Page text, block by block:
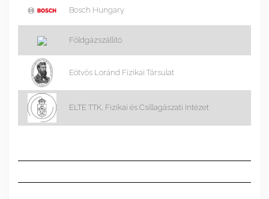
Bosch Hungary
Földgázszállító
Eötvös Loránd Fizikai Társulat
ELTE TTK, Fizikai és Csillagászati Intézet